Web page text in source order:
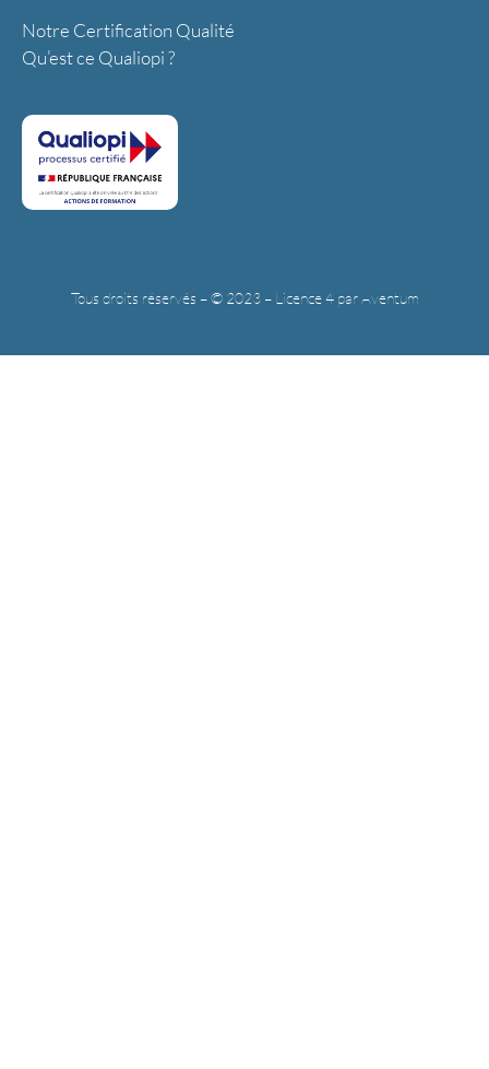
Notre Certification Qualité
Qu’est ce Qualiopi ?
Tous droits réservés – © 2023 – Licence 4 par Aventum